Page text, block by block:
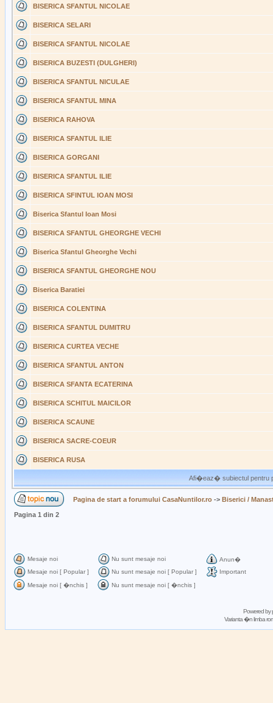
BISERICA SFANTUL NICOLAE
BISERICA SELARI
BISERICA SFANTUL NICOLAE
BISERICA BUZESTI (DULGHERI)
BISERICA SFANTUL NICULAE
BISERICA SFANTUL MINA
BISERICA RAHOVA
BISERICA SFANTUL ILIE
BISERICA GORGANI
BISERICA SFANTUL ILIE
BISERICA SFINTUL IOAN MOSI
Biserica Sfantul Ioan Mosi
BISERICA SFANTUL GHEORGHE VECHI
Biserica Sfantul Gheorghe Vechi
BISERICA SFANTUL GHEORGHE NOU
Biserica Baratiei
BISERICA COLENTINA
BISERICA SFANTUL DUMITRU
BISERICA CURTEA VECHE
BISERICA SFANTUL ANTON
BISERICA SFANTA ECATERINA
BISERICA SCHITUL MAICILOR
BISERICA SCAUNE
BISERICA SACRE-COEUR
BISERICA RUSA
Afi�eaz� subiectul pentru
Pagina de start a forumului CasaNuntilor.ro -> Biserici /
Pagina 1 din 2
Mesaje noi Nu sunt mesaje noi
Anun�
Mesaje noi [ Popular ]
Nu sunt mesaje noi [ Popular ]
Important
Mesaje noi [ �nchis ]
Nu sunt mesaje noi [ �nchis ]
Powered by
Varianta �n limba